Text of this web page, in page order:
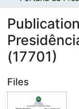
(17701)
Files